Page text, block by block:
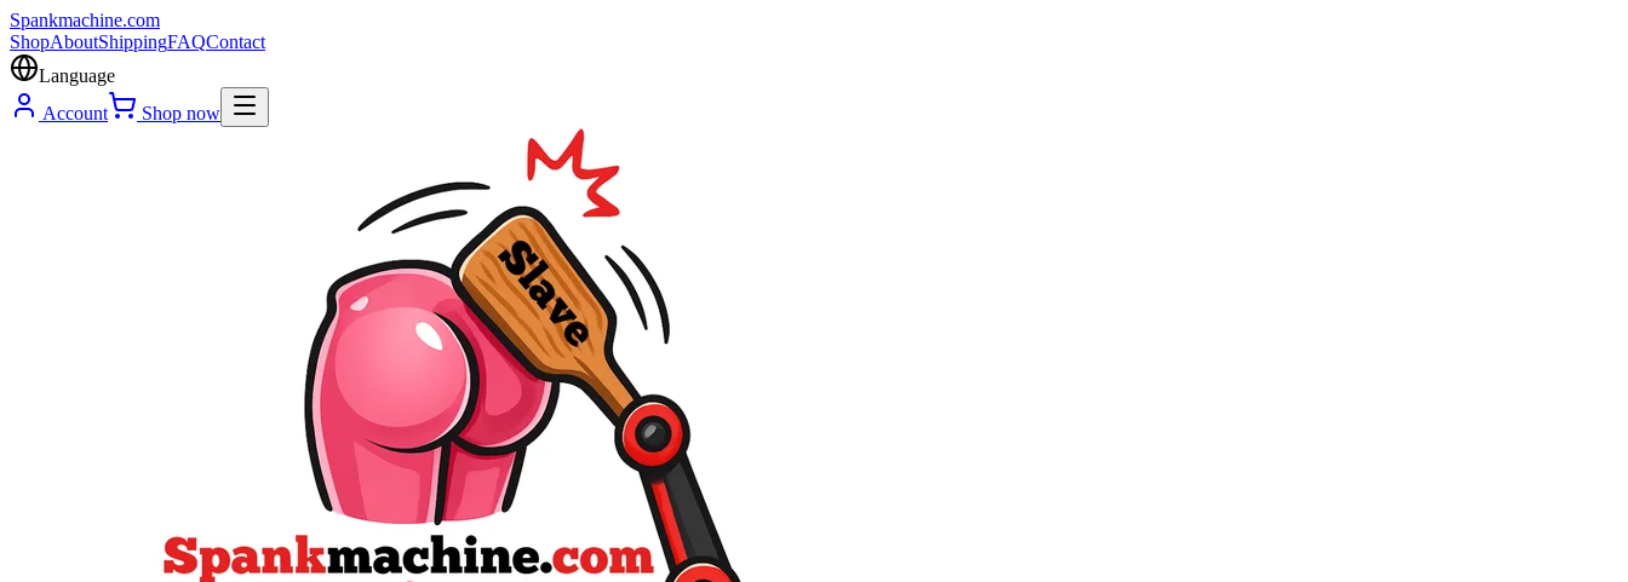
Spankmachine.com
ShopAboutShippingFAQContact
Language
Account
Shop now